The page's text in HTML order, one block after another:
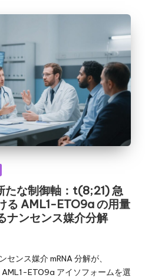
たな制御軸：t(8;21) 急
る AML1-ETO9a の用量
ナンセンス媒介分解
ンス媒介 mRNA 分解が、
ETO9a アイソフォームを選